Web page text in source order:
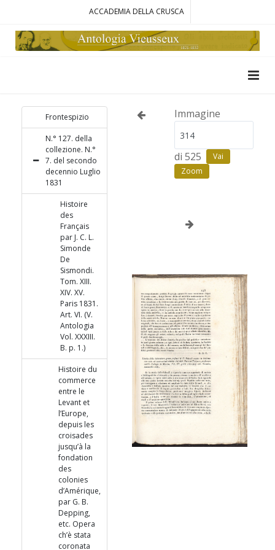
ACCADEMIA DELLA CRUSCA
Frontespizio
N.° 127. della
collezione. N.°
7. del secondo
decennio Luglio
1831
Histoire
des
Français
par J. C. L.
Simonde
De
Sismondi.
Tom. XIII.
XIV. XV.
Paris 1831.
Art. VI. (V.
Antologia
Vol. XXXIII.
B. p. 1.)
Histoire du
commerce
entre le
Levant et
l’Europe,
depuis les
croisades
jusqu’à la
fondation
des
colonies
d’Amérique,
par G. B.
Depping,
etc. Opera
ch’è stata
coronata
Immagine
di 525
Vai
Zoom